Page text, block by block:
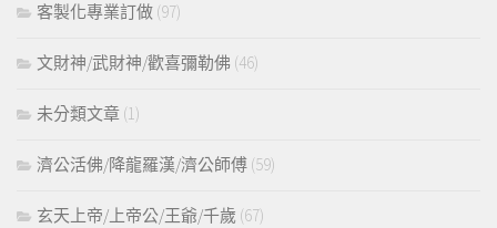
客製化專業訂做 (97)
文財神/武財神/歡喜彌勒佛 (46)
未分類文章 (1)
濟公活佛/降龍羅漢/濟公師傅 (59)
玄天上帝/上帝公/王爺/千歲 (67)